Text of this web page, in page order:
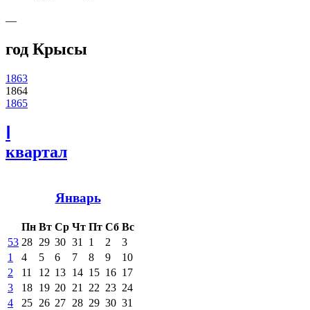
—
год Крысы
1863
1864
1865
квартал
Январь
Пн Вт Ср Чт Пт Сб Вс
53 28 29 30 31 1 2
3
1
4 5 6 7 8 9
10
2
11 12 13 14 15 16 17
3
18 19 20 21 22 23 24
4
25 26 27 28 29 30 31